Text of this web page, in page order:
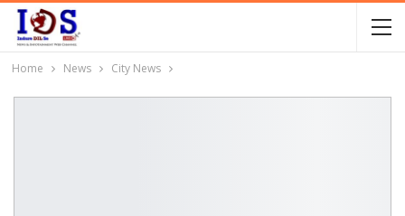
Home News City News